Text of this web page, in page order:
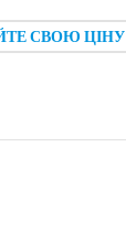
СВОЮ ЦІНУ